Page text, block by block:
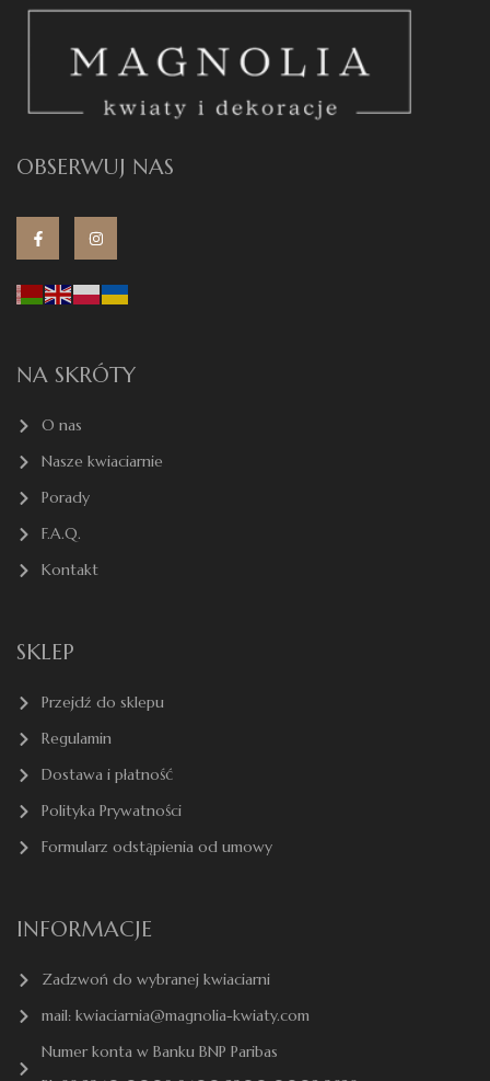
OBSERWUJ NAS
NA SKRÓTY
O nas
Nasze kwiaciarnie
Porady
F.A.Q.
Kontakt
SKLEP
Przejdź do sklepu
Regulamin
Dostawa i płatność
Polityka Prywatności
Formularz odstąpienia od umowy
INFORMACJE
Zadzwoń do wybranej kwiaciarni
mail: kwiaciarnia@magnolia-kwiaty.com
Numer konta w Banku BNP Paribas